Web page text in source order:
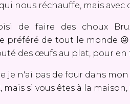
nous réchauffe, mais avec
de faire des choux
préféré de tout le monde
des œufs au plat, pour
je n'ai pas de four dans
mais si vous êtes à la